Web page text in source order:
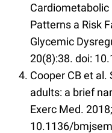
Cardiometabolic
Patterns a Risk
Glycemic
20(8):38. doi:
Cooper CB et
adults: a brief
Exerc Med.
10.1136/